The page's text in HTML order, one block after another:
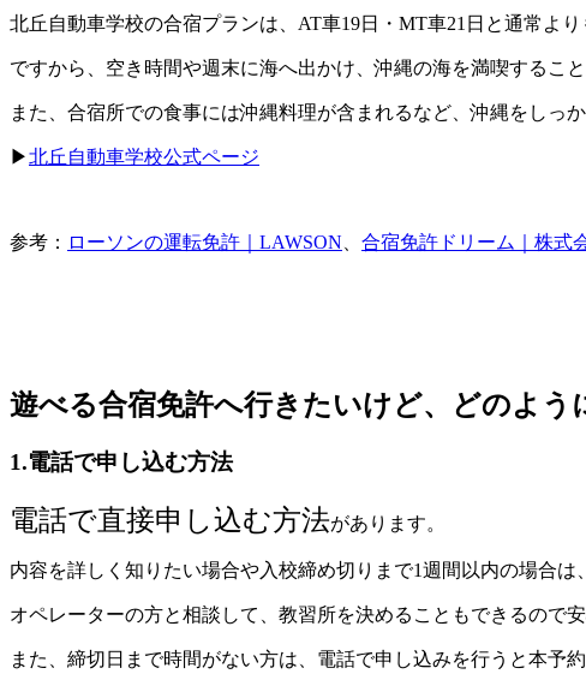
北丘自動車学校の合宿プランは、AT車19日・MT車21日と通常よ
ですから、空き時間や週末に海へ出かけ、沖縄の海を満喫すること
また、合宿所での食事には沖縄料理が含まれるなど、沖縄をしっ
▶北丘自動車学校公式ページ
参考： ローソンの運転免許｜LAWSON 合宿免許ドリーム｜株式
遊べる合宿免許へ行きたいけど、どのよう
1.電話で申し込む方法
電話で直接申し込む方法があります。
内容を詳しく知りたい場合や入校締め切りまで1週間以内の場合は
オペレーターの方と相談して、教習所を決めることもできるので安
また、締切日まで時間がない方は、電話で申し込みを行うと本予